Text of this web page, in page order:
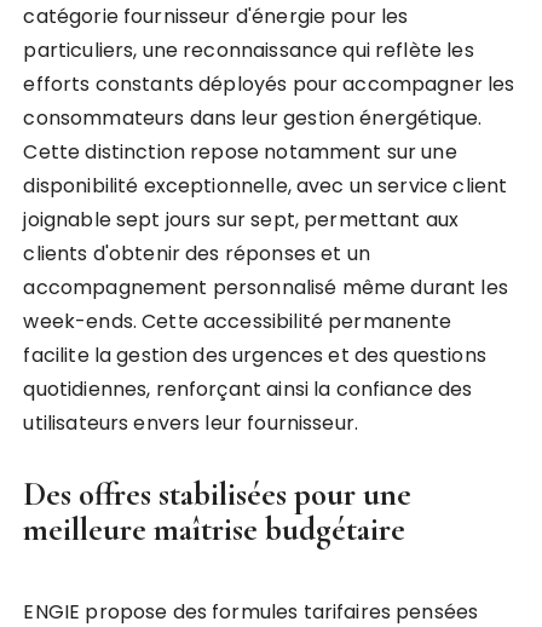
catégorie fournisseur d'énergie pour les
particuliers, une reconnaissance qui reflète les
efforts constants déployés pour accompagner les
consommateurs dans leur gestion énergétique.
Cette distinction repose notamment sur une
disponibilité exceptionnelle, avec un service client
joignable sept jours sur sept, permettant aux
clients d'obtenir des réponses et un
accompagnement personnalisé même durant les
week-ends. Cette accessibilité permanente
facilite la gestion des urgences et des questions
quotidiennes, renforçant ainsi la confiance des
utilisateurs envers leur fournisseur.
Des offres stabilisées pour une
meilleure maîtrise budgétaire
ENGIE propose des formules tarifaires pensées